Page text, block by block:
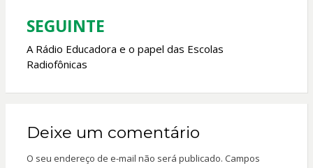
SEGUINTE
A Rádio Educadora e o papel das Escolas
Radiofônicas
Deixe um comentário
O seu endereço de e-mail não será publicado. Campos